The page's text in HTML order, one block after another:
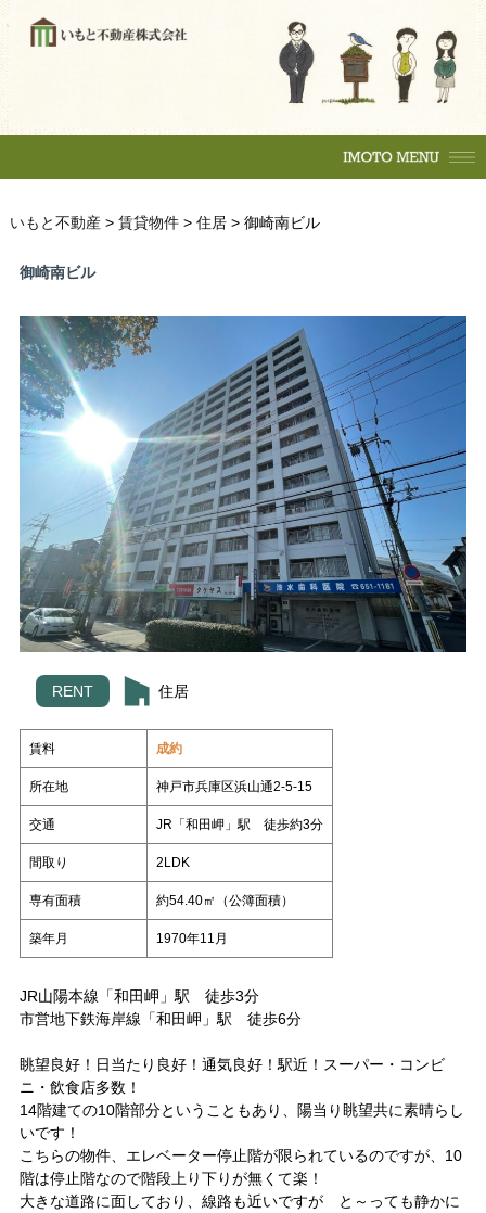
購入の流れ
マンション
土地
住居
テナント
事務所
売却相談
（査定依頼）
不動産
なんでも相談
賃貸管理
会社案内
いもとスタイル
会社概要
スタッフ紹介
いもとの仲間たち
コラム
日々、不動産
管理業って面白い
売買物件
一戸建
賃貸物件
住居
テナント
事務所
収益物件
各種相談
売却相談
（査定依頼）
不動産
なんでも相談
賃貸管理
会社案内
いもとスタイル
スタッフ紹介
コラム
日々、不動産
管理業って面白い
いもと不動産> 賃貸物件> 住居> 御崎南ビル
御崎南ビル
RENT 住居
賃料 成約
所在地 神戸市兵庫区浜山通2-5-15
交通 JR「和田岬」駅 徒歩約3分
間取り 2LDK
専有面積 約54.40㎡（公簿面積）
築年月 1970年11月
JR山陽本線「和田岬」駅 徒歩3分
市営地下鉄海岸線「和田岬」駅 徒歩6分
眺望良好！日当たり良好！通気良好！駅近！スーパー・コンビ
ニ・飲食店多数！
14階建ての10階部分ということもあり、陽当り眺望共に素晴らし
いです！
こちらの物件、エレベーター停止階が限られているのですが、10
階は停止階なので階段上り下りが無くて楽！
大きな道路に面しており、線路も近いですが と～っても静かに